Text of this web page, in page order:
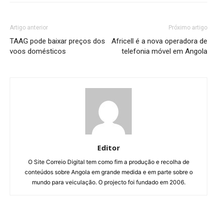
Artigo anterior
TAAG pode baixar preços dos
voos domésticos
Próximo artigo
Africell é a nova operadora de
telefonia móvel em Angola
Editor
O Site Correio Digital tem como fim a produção e recolha de
conteúdos sobre Angola em grande medida e em parte sobre o
mundo para veiculação. O projecto foi fundado em 2006.